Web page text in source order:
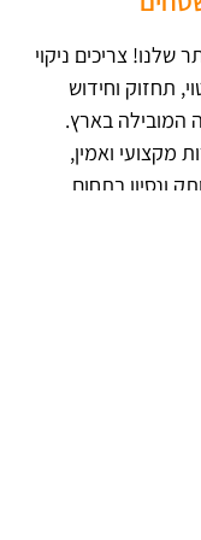
שלנו! צריכים ניקוי
תחזוק וחידוש
המובילה בארץ​.
מקצועי ואמין,
ונסיון בתחום.